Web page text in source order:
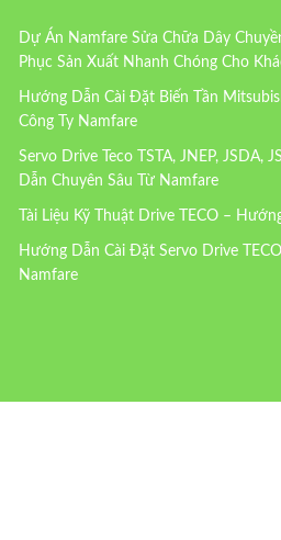
Dự Án Namfare Sửa Chữa Dây
Phục Sản Xuất Nhanh Chóng Cho
Hướng Dẫn Cài Đặt Biến Tần
Công Ty Namfare
Servo Drive Teco TSTA, JNEP, JSDA,
Dẫn Chuyên Sâu Từ Namfare
Tài Liệu Kỹ Thuật Drive TECO –
Hướng Dẫn Cài Đặt Servo Drive
Namfare